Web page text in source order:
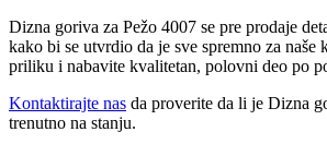
Dizna goriva za Pežo 4007 se pre prodaje
kako bi se utvrdio da je sve spremno za naše
priliku i nabavite kvalitetan, polovni deo po
Kontaktirajte nas da proverite da li je Dizna
trenutno na stanju.